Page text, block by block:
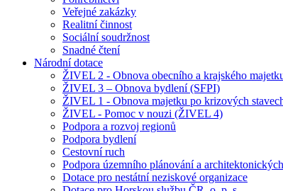
Veřejné zakázky
Realitní činnost
Sociální soudržnost
Snadné čtení
Národní dotace
ŽIVEL 2 - Obnova obecního a krajského
ŽIVEL 3 – Obnova bydlení (SFPI)
ŽIVEL 1 - Obnova majetku po krizových
ŽIVEL - Pomoc v nouzi (ŽIVEL 4)
Podpora a rozvoj regionů
Podpora bydlení
Cestovní ruch
Podpora územního plánování a
Dotace pro nestátní neziskové organizace